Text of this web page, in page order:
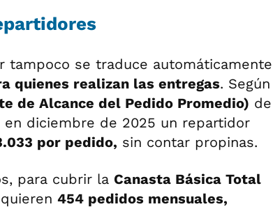
tampoco se traduce automáticamente
quienes realizan las entregas. Según
de Alcance del Pedido Promedio) de
en diciembre de 2025 un repartidor
por pedido, sin contar propinas.
para cubrir la Canasta Básica Total
454 pedidos mensuales,